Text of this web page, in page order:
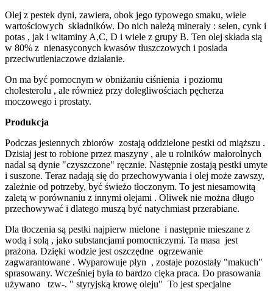
Olej z pestek dyni, zawiera, obok jego typowego smaku, wiele
wartościowych składników. Do nich należą minerały : selen, cynk i
potas , jak i witaminy A,C, D i wiele z grupy B. Ten olej składa sią
w 80% z nienasyconych kwasów tłuszczowych i posiada
przeciwutleniaczowe działanie.
On ma być pomocnym w obniżaniu ciśnienia i poziomu
cholesterolu , ale również przy dolegliwościach pęcherza
moczowego i prostaty.
Produkcja
Podczas jesiennych zbiorów zostają oddzielone pestki od miąższu .
Dzisiaj jest to robione przez maszyny , ale u rolników małorolnych
nadal są dynie "czyszczone" ręcznie. Następnie zostają pestki umyte
i suszone. Teraz nadają się do przechowywania i olej może zawszy,
zależnie od potrzeby, być świeżo tłoczonym. To jest niesamowitą
zaletą w porównaniu z innymi olejami . Oliwek nie można długo
przechowywać i dlatego muszą być natychmiast przerabiane.
Dla tłoczenia są pestki najpierw mielone i następnie mieszane z
wodą i solą , jako substancjami pomocniczymi. Ta masa jest
prażona. Dzięki wodzie jest oszczędne ogrzewanie
zagwarantowane . Wyparowuje płyn , zostaje pozostały "makuch"
sprasowany. Wcześniej była to bardzo cięka praca. Do prasowania
używano tzw-. " styryjską krowę oleju" To jest specjalne